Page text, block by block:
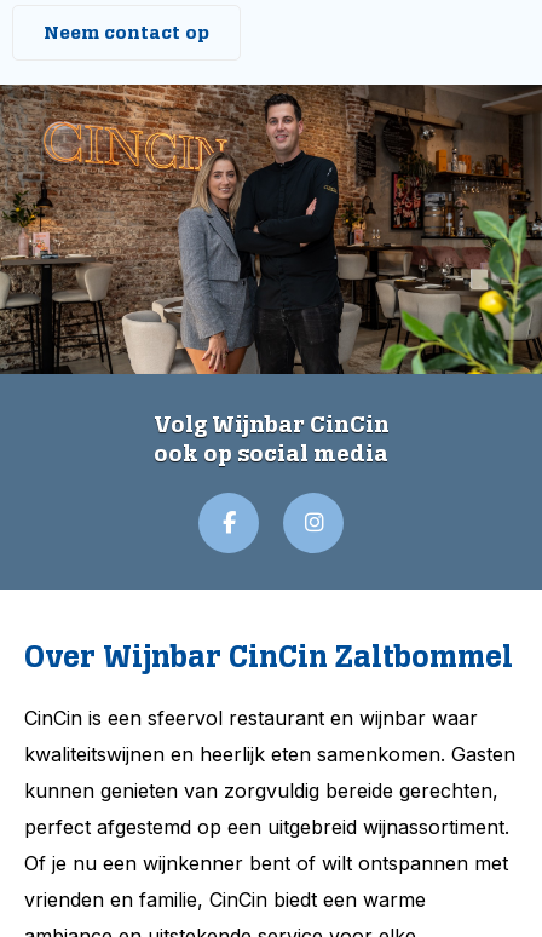
Neem contact op
Volg Wijnbar CinCin
ook op social media
Over Wijnbar CinCin Zaltbommel
CinCin is een sfeervol restaurant en wijnbar waar
kwaliteitswijnen en heerlijk eten samenkomen. Gasten
kunnen genieten van zorgvuldig bereide gerechten,
perfect afgestemd op een uitgebreid wijnassortiment.
Of je nu een wijnkenner bent of wilt ontspannen met
vrienden en familie, CinCin biedt een warme